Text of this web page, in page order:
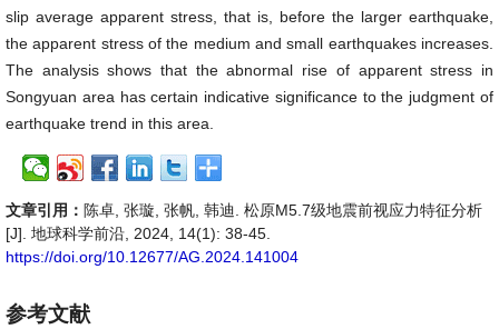
slip average apparent stress, that is, before the larger earthquake,
the apparent stress of the medium and small earthquakes increases.
The analysis shows that the abnormal rise of apparent stress in
Songyuan area has certain indicative significance to the judgment of
earthquake trend in this area.
文章引用： 陈卓, 张璇, 张帆, 韩迪. 松原M5.7级地震前视应力特征分析
[J]. 地球科学前沿, 2024, 14(1): 38-45.
https://doi.org/10.12677/AG.2024.141004
参考文献